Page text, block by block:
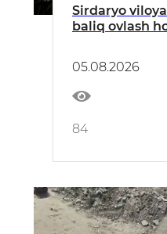
Sirdaryo
baliq ovlash
05.08.2026
84